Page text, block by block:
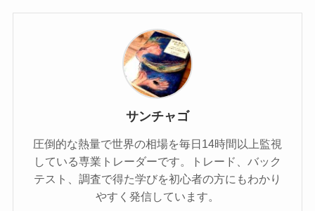
サンチャゴ
圧倒的な熱量で世界の相場を毎日14時間以上監視
している専業トレーダーです。トレード、バック
テスト、調査で得た学びを初心者の方にもわかり
やすく発信しています。